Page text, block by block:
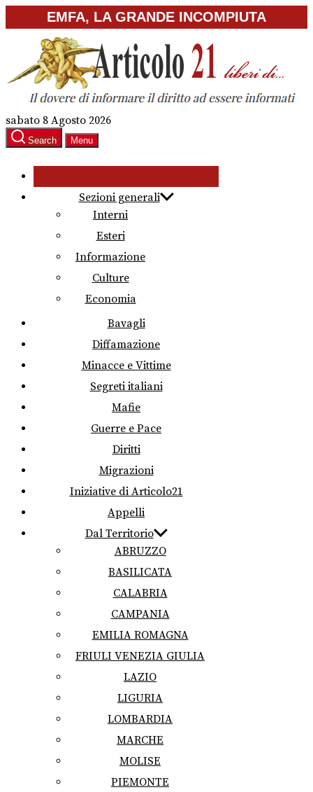
to
content
EMFA, LA GRANDE INCOMPIUTA
sabato 8 Agosto 2026
Search Menu
Sezioni generali
Interni
Esteri
Informazione
Culture
Economia
Bavagli
Diffamazione
Minacce e Vittime
Segreti italiani
Mafie
Guerre e Pace
Diritti
Migrazioni
Iniziative di Articolo21
Appelli
Dal Territorio
ABRUZZO
BASILICATA
CALABRIA
CAMPANIA
EMILIA ROMAGNA
FRIULI VENEZIA GIULIA
LAZIO
LIGURIA
LOMBARDIA
MARCHE
MOLISE
PIEMONTE